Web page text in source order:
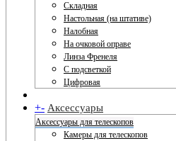
Складная
Настольная (на штативе)
Налобная
На очковой оправе
Линза Френеля
С подсветкой
Цифровая
+- Аксессуары
Аксессуары для телескопов
Камеры для телескопов